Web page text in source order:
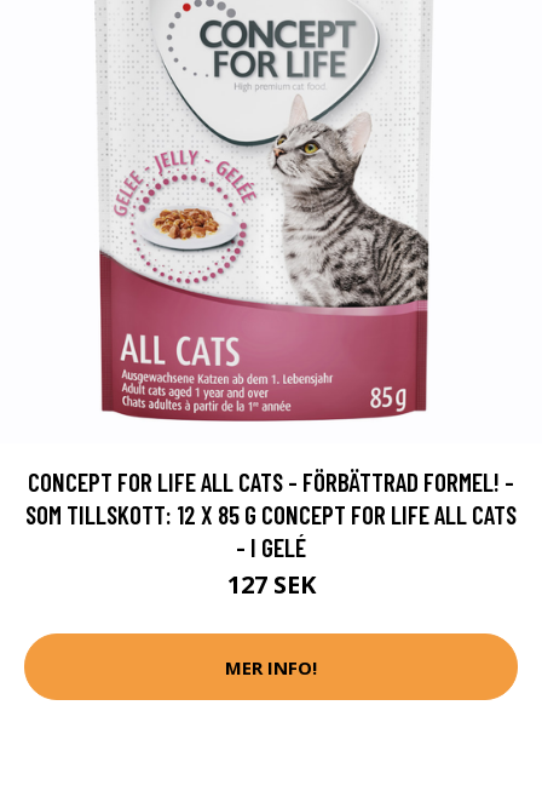
CONCEPT FOR LIFE ALL CATS - FÖRBÄTTRAD FORMEL! -
SOM TILLSKOTT: 12 X 85 G CONCEPT FOR LIFE ALL CATS
- I GELÉ
127 SEK
MER INFO!